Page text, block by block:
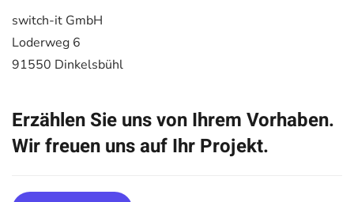
switch-it GmbH
Loderweg 6
91550 Dinkelsbühl
Erzählen Sie uns von Ihrem Vorhaben.
Wir freuen uns auf Ihr Projekt.